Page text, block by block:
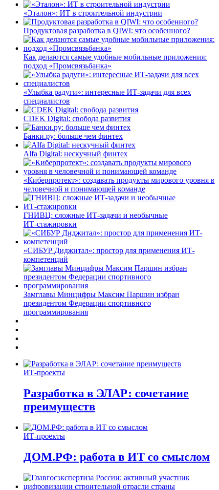
«Эталон»: ИТ в строительной индустрии
Продуктовая разработка в QIWI: что особенного?
Как делаются самые удобные мобильные приложения:
подход «Промсвязьбанка»
«Улыбка радуги»: интересные ИТ-задачи для всех
специалистов
CDEK Digital: свобода развития
Банки.ру: больше чем финтех
Alfa Digital: нескучный финтех
«Киберпротект»: создавать продукты мирового уровня в
человечной и понимающей команде
ГНИВЦ: сложные ИТ‑задачи и необычные
ИТ‑стажировки
«СИБУР Диджитал»: простор для применения ИТ-
компетенций
Замглавы Минцифры Максим Паршин избран
президентом Федерации спортивного
программирования
ИТ-проекты
Разработка в ЭЛАР: сочетание
преимуществ
ИТ-проекты
ДОМ.РФ: работа в ИТ со смыслом